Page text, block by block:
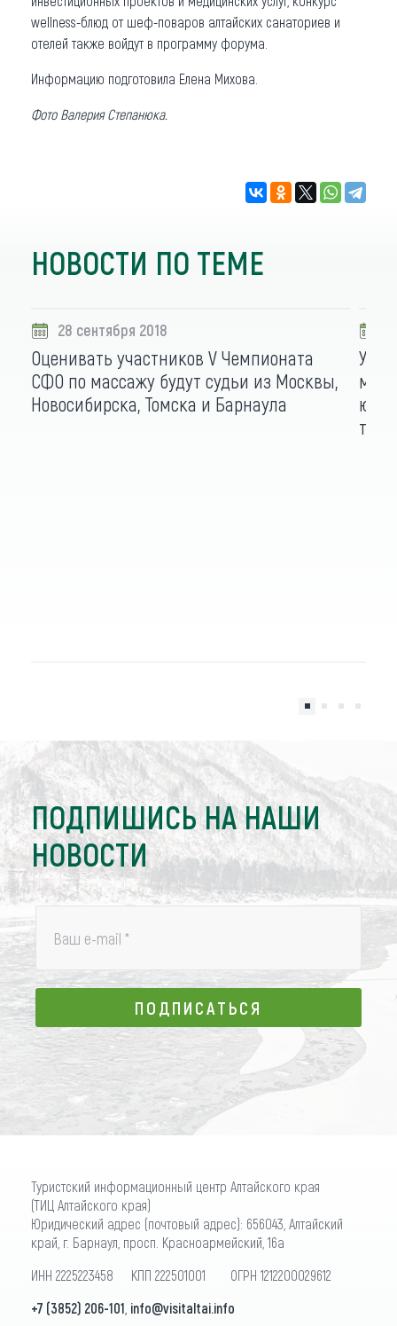
wellness-блюд от шеф-поваров алтайских санаториев и
отелей также войдут в программу форума.
Информацию подготовила Елена Михова.
Фото Валерия Степанюка.
НОВОСТИ ПО ТЕМЕ
28 сентября 2018
Оценивать участников V Чемпионата
СФО по массажу будут судьи из Москвы,
Новосибирска, Томска и Барнаула
три
ПОДПИШИСЬ НА НАШИ
НОВОСТИ
Ваш e-mail *
ПОДПИСАТЬСЯ
ПОДПИСАТЬСЯ
Туристский информационный центр Алтайского края
(ТИЦ Алтайского края)
Юридический адрес (почтовый адрес): 656043, Алтайский
край, г. Барнаул, просп. Красноармейский, 16а
ИНН 2225223458 КПП 222501001 ОГРН 1212200029612
+7 (3852) 206-101 info@visitaltai.info